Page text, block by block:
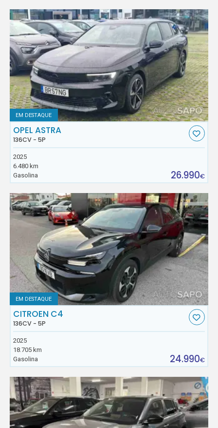
EM DESTAQUE
OPEL ASTRA
136CV - 5P
2025
6.480 km
Gasolina
26.990€
EM DESTAQUE
CITROEN C4
136CV - 5P
2025
18.705 km
Gasolina
24.990€